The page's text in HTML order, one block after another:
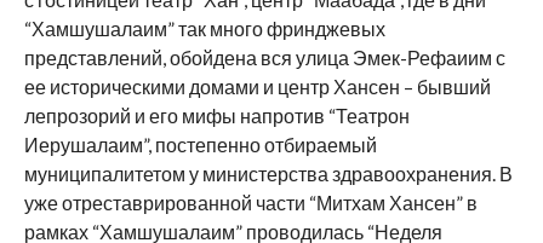
“Хамшушалаим” так много фринджевых
представлений, обойдена вся улица Эмек-Рефаиим с
ее историческими домами и центр Хансен – бывший
лепрозорий и его мифы напротив “Театрон
Иерушалаим”, постепенно отбираемый
муниципалитетом у министерства здравоохранения. В
уже отреставрированной части “Митхам Хансен” в
рамках “Хамшушалаим” проводилась “Неделя